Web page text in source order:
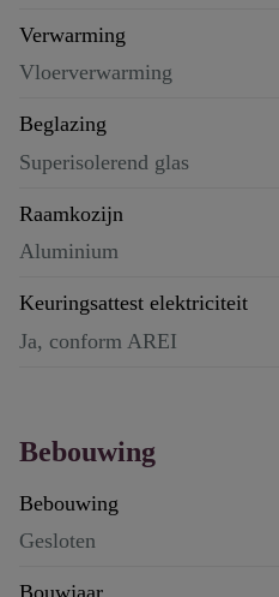
Verwarming
Vloerverwarming
Beglazing
Superisolerend glas
Raamkozijn
Aluminium
Keuringsattest elektriciteit
Ja, conform AREI
Bebouwing
Bebouwing
Gesloten